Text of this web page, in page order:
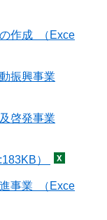
作成 （Exce
振興事業
啓発事業
）
事業 （Exce